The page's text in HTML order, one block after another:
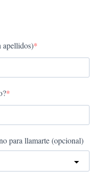
apellidos)
para llamarte (opcional)